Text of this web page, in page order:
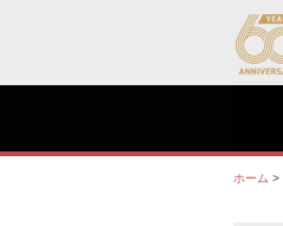
ホーム >